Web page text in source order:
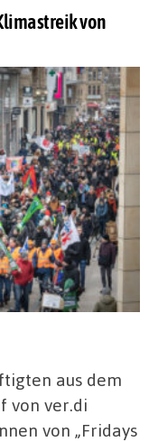
von
aus dem
von ver.di
von „Fridays